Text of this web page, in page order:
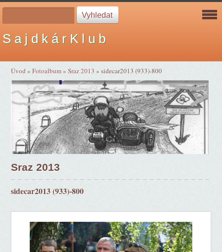
S a j d k á r K l u b
Úvod »Fotoalbum»Sraz 2013 »sidecar2013 (933)-800
Sraz 2013
sidecar2013 (933)-800